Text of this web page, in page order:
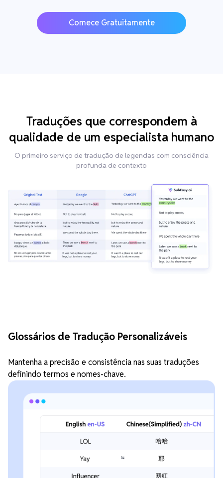
Comece Gratuitamente
Traduções que correspondem à
qualidade de um especialista humano
O primeiro serviço de tradução de legendas com consciência
profunda de contexto
Glossários de Tradução Personalizáveis
Mantenha a precisão e consistência nas suas traduções
definindo termos e nomes-chave.